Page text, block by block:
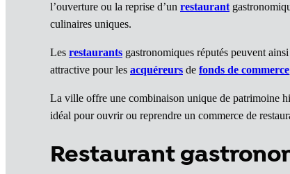
l’ouverture ou la reprise d’un restaurant
culinaires uniques.
Les restaurants gastronomiques réputés peuvent
attractive pour les acquéreurs de fonds de commerce
La ville offre une combinaison unique de patrimoine
idéal pour ouvrir ou reprendre un commerce de
Restaurant